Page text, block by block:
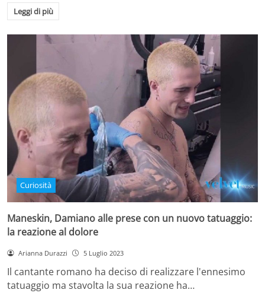
Leggi di più
Curiosità
Maneskin, Damiano alle prese con un nuovo tatuaggio:
la reazione al dolore
Arianna Durazzi 5 Luglio 2023
Il cantante romano ha deciso di realizzare l'ennesimo
tatuaggio ma stavolta la sua reazione ha…